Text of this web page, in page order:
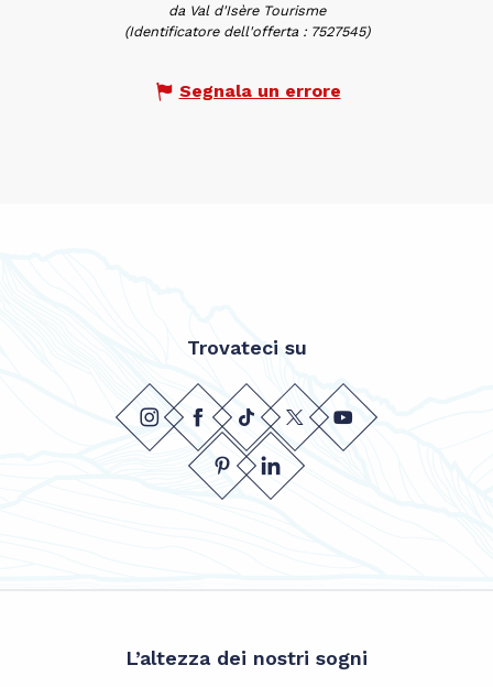
da Val d'Isère Tourisme
(Identificatore dell'offerta : 7527545)
Segnala un errore
Trovateci su
L’altezza dei nostri sogni